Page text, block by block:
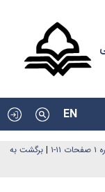
EN
| برگشت به